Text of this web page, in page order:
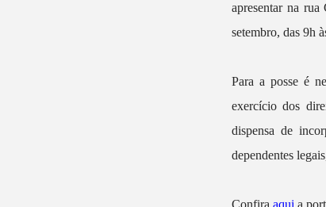
apresentar na
setembro, das 9h
Para a posse é
exercício dos
dispensa de
dependentes
Confira aqui a